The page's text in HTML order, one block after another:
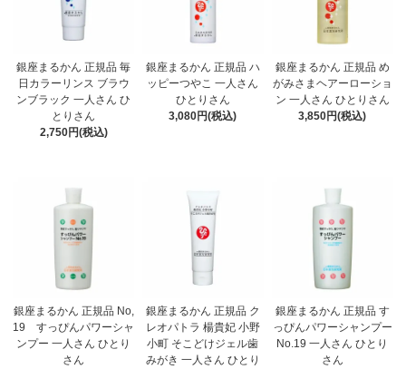
銀座まるかん 正規品 毎
日カラーリンス ブラウ
ンブラック 一人さん ひ
とりさん
2,750円(税込)
銀座まるかん 正規品 ハ
ッピーつやこ 一人さん
ひとりさん
3,080円(税込)
銀座まるかん 正規品 め
がみさまヘアーローショ
ン 一人さん ひとりさん
3,850円(税込)
銀座まるかん 正規品 No,
19 すっぴんパワーシャ
ンプー 一人さん ひとり
さん
銀座まるかん 正規品 ク
レオパトラ 楊貴妃 小野
小町 そこどけジェル歯
みがき 一人さん ひとり
銀座まるかん 正規品 す
っぴんパワーシャンプー
No.19 一人さん ひとり
さん